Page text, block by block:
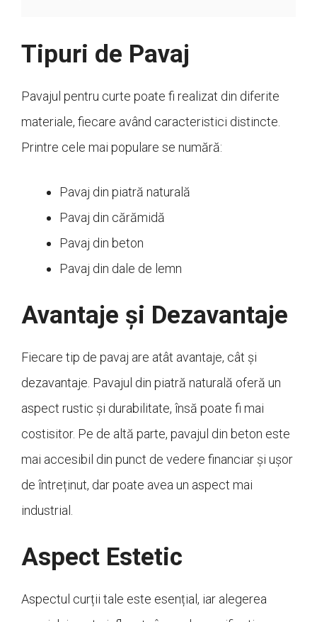
Tipuri de Pavaj
Pavajul pentru curte poate fi realizat din diferite
materiale, fiecare având caracteristici distincte.
Printre cele mai populare se numără:
Pavaj din piatră naturală
Pavaj din cărămidă
Pavaj din beton
Pavaj din dale de lemn
Avantaje și Dezavantaje
Fiecare tip de pavaj are atât avantaje, cât și
dezavantaje. Pavajul din piatră naturală oferă un
aspect rustic și durabilitate, însă poate fi mai
costisitor. Pe de altă parte, pavajul din beton este
mai accesibil din punct de vedere financiar și ușor
de întreținut, dar poate avea un aspect mai
industrial.
Aspect Estetic
Aspectul curții tale este esențial, iar alegerea